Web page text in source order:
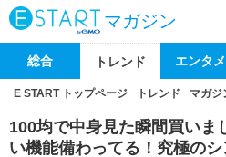
マガジン
総合 トレンド エンタメ
E START トップページ トレンド マガジ
100均で中身見た瞬間買い
い機能備わってる！究極の